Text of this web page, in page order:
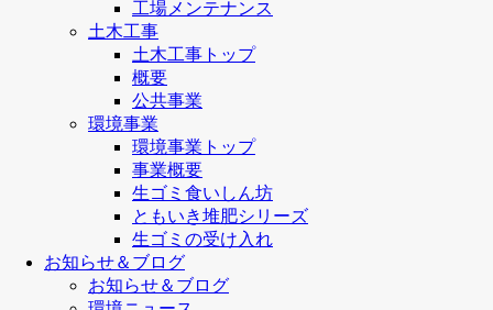
工場メンテナンス
土木工事
土木工事トップ
概要
公共事業
環境事業
環境事業トップ
事業概要
生ゴミ食いしん坊
ともいき堆肥シリーズ
生ゴミの受け入れ
お知らせ＆ブログ
お知らせ＆ブログ